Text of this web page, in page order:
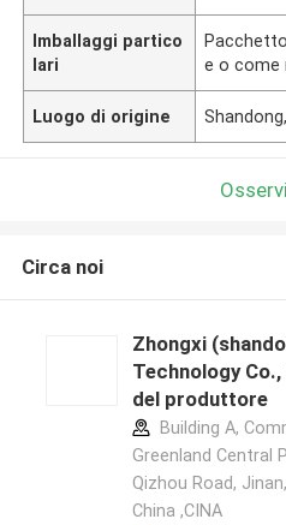
Imballaggi partico
lari
e o come
Luogo di origine
Circa noi
Zhongxi
Technology
del produttore
Building A,
Greenland Central
Qizhou Road,
China ,CINA